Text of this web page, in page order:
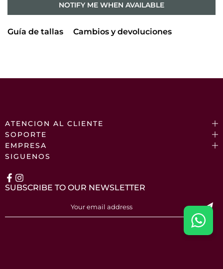
NOTIFY ME WHEN AVAILABLE
Guía de tallas Cambios y devoluciones
ATENCION AL CLIENTE
SOPORTE
EMPRESA
SIGUENOS
SUBSCRIBE TO OUR NEWSLETTER